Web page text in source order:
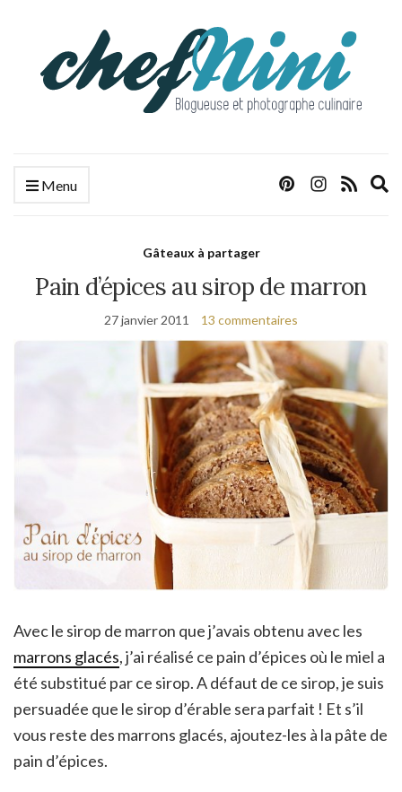
Menu
Gâteaux à partager
Pain d’épices au sirop de marron
27 janvier 2011 13 commentaires
Avec le sirop de marron que j’avais obtenu avec les
marrons glacés, j’ai réalisé ce pain d’épices où le miel a
été substitué par ce sirop. A défaut de ce sirop, je suis
persuadée que le sirop d’érable sera parfait ! Et s’il
vous reste des marrons glacés, ajoutez-les à la pâte de
pain d’épices.